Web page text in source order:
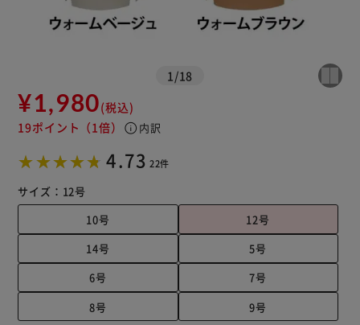
1 /18
¥1,980(税込)
19ポイント （1倍） info 内訳
4.73 22件
サイズ： 12号
10号
12号
14号
5号
6号
7号
8号
9号